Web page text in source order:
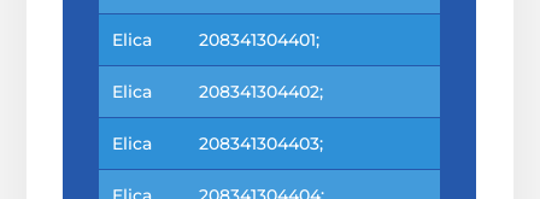
Elica 208341304401;
Elica 208341304402;
Elica 208341304403;